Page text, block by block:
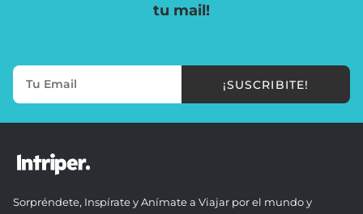
tu mail!
¡SUSCRIBITE!
Sorpréndete, Inspírate y Anímate a Viajar por el mundo y